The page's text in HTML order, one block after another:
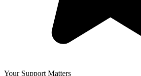
Your Support Matters